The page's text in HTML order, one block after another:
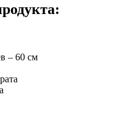
– 60 см